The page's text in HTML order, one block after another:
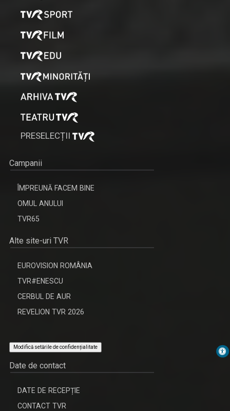
PRESELECȚII
Campanii
ÎMPREUNĂ FACEM BINE
OMUL ANULUI
TVR65
Alte site-uri TVR
EUROVISION ROMÂNIA
TVR#ENESCU
CERBUL DE AUR
REVELION TVR 2026
Modifică setările de confidențialitate
Date de contact
DATE DE RECEPȚIE
CONTACT TVR